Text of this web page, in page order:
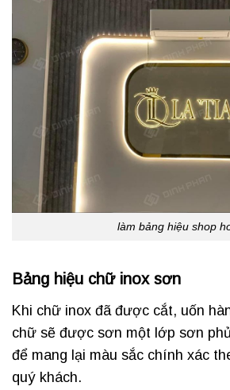
làm bảng hiệu shop
Bảng hiệu chữ inox sơn
Khi chữ inox đã được cắt, uốn
chữ sẽ được sơn một lớp sơn
để mang lại màu sắc chính xác
quý khách.